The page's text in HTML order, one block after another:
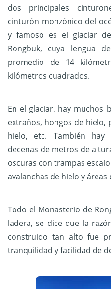
dos principales
cinturón monzónico del
y famoso es el glaciar
Rongbuk, cuya lengua
promedio de 14
kilómetros cuadrados.
En el glaciar, hay muchos
extraños, hongos de hielo,
hielo, etc. También
decenas de metros de
oscuras con trampas
avalanchas de hielo y áreas
Todo el Monasterio de
ladera, se dice que la
construido tan alto fue
tranquilidad y facilidad de